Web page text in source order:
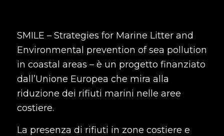
SMILE – Strategies for Marine Litter and
Environmental prevention of sea pollution
in coastal areas – è un progetto finanziato
dall’Unione Europea che mira alla
riduzione dei rifiuti marini nelle aree
costiere.
La presenza di rifiuti in zone costiere e